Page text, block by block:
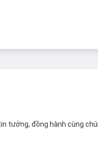
tưởng, đồng hành cùng